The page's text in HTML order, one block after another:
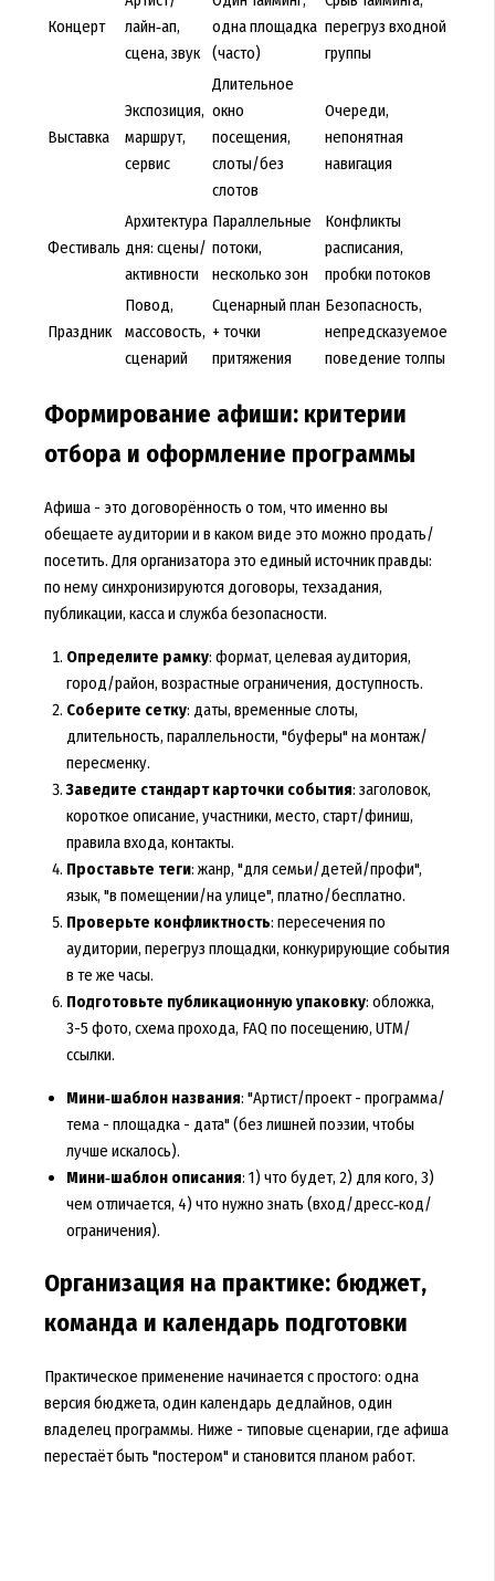
Концерт
лайн‑ап,
сцена, звук
одна площадка
(часто)
перегруз входной
группы
Выставка
Экспозиция,
маршрут,
сервис
Длительное
окно
посещения,
слоты/без
слотов
Очереди,
непонятная
навигация
Фестиваль
Архитектура
дня: сцены/
активности
Параллельные
потоки,
несколько зон
Конфликты
расписания,
пробки потоков
Праздник
Повод,
массовость,
сценарий
Сценарный план
+ точки
притяжения
Безопасность,
непредсказуемое
поведение толпы
Формирование афиши: критерии
отбора и оформление программы
Афиша - это договорённость о том, что именно вы
обещаете аудитории и в каком виде это можно продать/
посетить. Для организатора это единый источник правды:
по нему синхронизируются договоры, техзадания,
публикации, касса и служба безопасности.
Определите рамку: формат, целевая аудитория,
город/район, возрастные ограничения, доступность.
Соберите сетку: даты, временные слоты,
длительность, параллельности, "буферы" на монтаж/
пересменку.
Заведите стандарт карточки события: заголовок,
короткое описание, участники, место, старт/финиш,
правила входа, контакты.
Проставьте теги: жанр, "для семьи/детей/профи",
язык, "в помещении/на улице", платно/бесплатно.
Проверьте конфликтность: пересечения по
аудитории, перегруз площадки, конкурирующие события
в те же часы.
Подготовьте публикационную упаковку: обложка,
3-5 фото, схема прохода, FAQ по посещению, UTM/
ссылки.
Мини‑шаблон названия: "Артист/проект - программа/
тема - площадка - дата" (без лишней поэзии, чтобы
лучше искалось).
Мини‑шаблон описания: 1) что будет, 2) для кого, 3)
чем отличается, 4) что нужно знать (вход/дресс‑код/
ограничения).
Организация на практике: бюджет,
команда и календарь подготовки
Практическое применение начинается с простого: одна
версия бюджета, один календарь дедлайнов, один
владелец программы. Ниже - типовые сценарии, где афиша
перестаёт быть "постером" и становится планом работ.